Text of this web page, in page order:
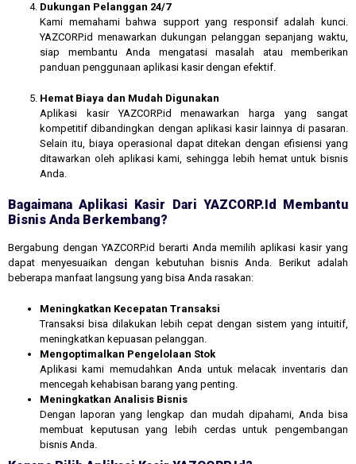
Dukungan Pelanggan 24/7
Kami memahami bahwa support yang responsif adalah kunci.
YAZCORP.id menawarkan dukungan pelanggan sepanjang waktu,
siap membantu Anda mengatasi masalah atau memberikan
panduan penggunaan aplikasi kasir dengan efektif.
Hemat Biaya dan Mudah Digunakan
Aplikasi kasir YAZCORP.id menawarkan harga yang sangat
kompetitif dibandingkan dengan aplikasi kasir lainnya di pasaran.
Selain itu, biaya operasional dapat ditekan dengan efisiensi yang
ditawarkan oleh aplikasi kami, sehingga lebih hemat untuk bisnis
Anda.
Bagaimana Aplikasi Kasir Dari YAZCORP.id Membantu
Bisnis Anda Berkembang?
Bergabung dengan YAZCORP.id berarti Anda memilih aplikasi kasir yang
dapat menyesuaikan dengan kebutuhan bisnis Anda. Berikut adalah
beberapa manfaat langsung yang bisa Anda rasakan:
Meningkatkan Kecepatan Transaksi
Transaksi bisa dilakukan lebih cepat dengan sistem yang intuitif,
meningkatkan kepuasan pelanggan.
Mengoptimalkan Pengelolaan Stok
Aplikasi kami memudahkan Anda untuk melacak inventaris dan
mencegah kehabisan barang yang penting.
Meningkatkan Analisis Bisnis
Dengan laporan yang lengkap dan mudah dipahami, Anda bisa
membuat keputusan yang lebih cerdas untuk pengembangan
bisnis Anda.